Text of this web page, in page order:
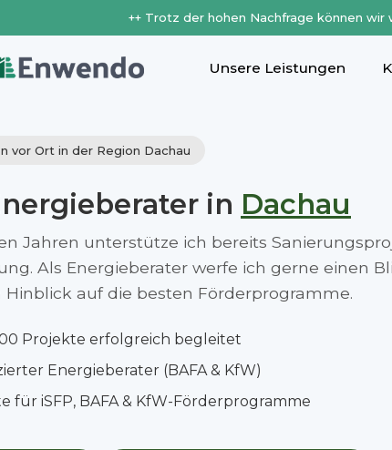
++ Trotz der hohen Nachfrage können
Unsere Leistungen
vor Ort in der Region Dachau
in Dachau
Jahren unterstütze ich bereits
Als Energieberater werfe ich gerne einen
Hinblick auf die besten Förderprogramme.
Projekte erfolgreich begleitet
Energieberater (BAFA & KfW)
für iSFP, BAFA & KfW-Förderprogramme